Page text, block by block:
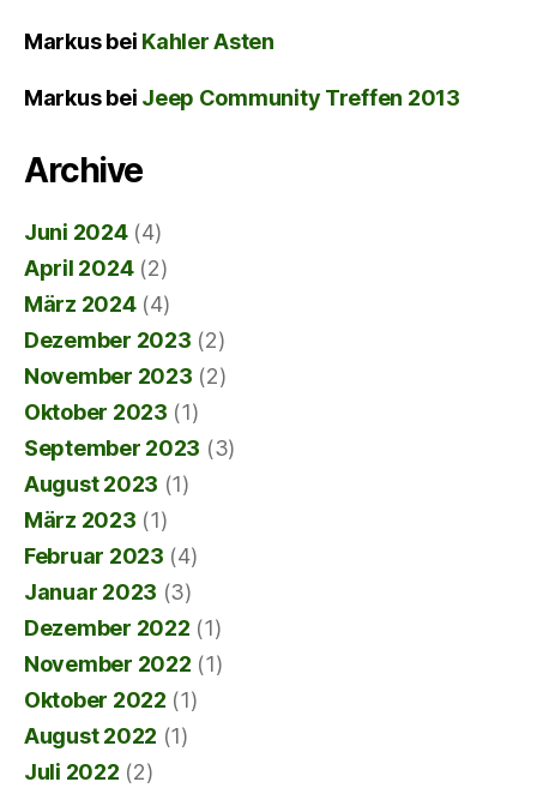
Markusbei Kahler Asten
Markusbei Jeep Community Treffen 2013
Archive
Juni 2024(4)
April 2024(2)
März 2024(4)
Dezember 2023 (2)
November 2023 (2)
Oktober 2023 (1)
September 2023 (3)
August 2023 (1)
März 2023 (1)
Februar 2023 (4)
Januar 2023 (3)
Dezember 2022 (1)
November 2022 (1)
Oktober 2022 (1)
August 2022 (1)
Juli 2022 (2)